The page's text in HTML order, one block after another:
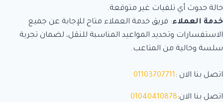
حالة حدوث أي تلفيات غير متوقعة.
خدمة العملاء: فريق خدمة العملاء متاح للإجابة عن جميع
الاستفسارات وتحديد المواعيد المناسبة للنقل، لضمان تجربة
سلسة وخالية من المتاعب.
اتصل بنا الان : 01103707711
اتصل بنا الان:01040410878